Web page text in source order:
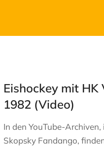
Eishockey mit
1982 (Video)
In den YouTube-
Skopsky Fandango,